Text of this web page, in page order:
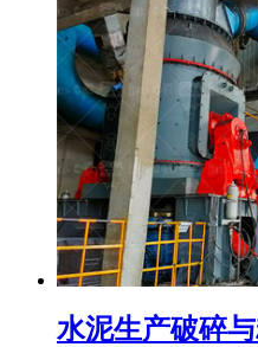
水泥生产破碎